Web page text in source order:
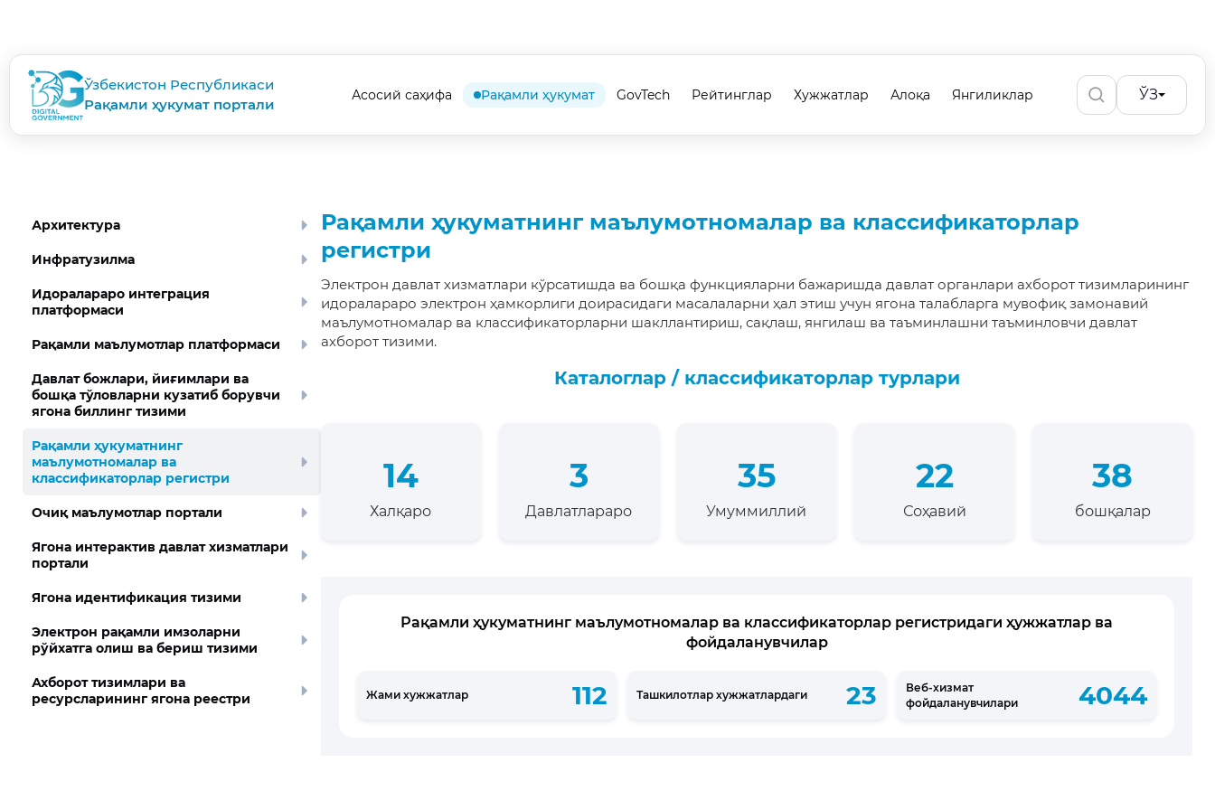
Ўзбекистон Республикаси
Рақамли ҳукумат портали
Асосий саҳифа Рақамли ҳукумат GovTech Рейтинглар Хужжатлар Алоқа Янгиликлар ЎЗ
Архитектура
Инфратузилма
Идоралараро интеграция
платформаси
Рақамли маълумотлар платформаси
Давлат божлари, йиғимлари ва
бошқа тўловларни кузатиб борувчи
ягона биллинг тизими
Рақамли ҳукуматнинг
маълумотномалар ва
классификаторлар регистри
Очиқ маълумотлар портали
Ягона интерактив давлат хизматлари
портали
Ягона идентификация тизими
Электрон рақамли имзоларни
рўйхатга олиш ва бериш тизими
Ахборот тизимлари ва
ресурсларининг ягона реестри
Рақамли ҳукуматнинг маълумотномалар ва классификаторлар
регистри
Электрон давлат хизматлари кўрсатишда ва бошқа функцияларни бажаришда давлат органлари ахборот тизимларининг
идоралараро электрон ҳамкорлиги доирасидаги масалаларни ҳал этиш учун ягона талабларга мувофиқ замонавий
маълумотномалар ва классификаторларни шакллантириш, сақлаш, янгилаш ва таъминлашни таъминловчи давлат
ахборот тизими.
Каталоглар / классификаторлар турлари
14
Халқаро
3
Давлатлараро
35
Умуммиллий
22
Соҳавий
38
бошқалар
Рақамли ҳукуматнинг маълумотномалар ва классификаторлар регистридаги ҳужжатлар ва
фойдаланувчилар
Жами хужжатлар 112 Ташкилотлар хужжатлардаги 23
Веб-хизмат
фойдаланувчилари
4044